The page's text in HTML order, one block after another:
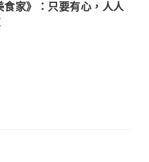
食家》：只要有心，人人